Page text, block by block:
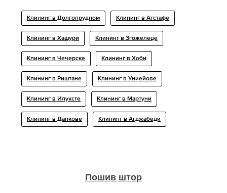
Клининг в Долгопрудном Клининг в Агстафе
Клининг в Хашури Клининг в Згожелеце
Клининг в Чечерске Клининг в Хоби
Клининг в Риштане Клининг в Униейове
Клининг в Илуксте Клининг в Мартуни
Клининг в Данкове Клининг в Агджабеди
Пошив штор